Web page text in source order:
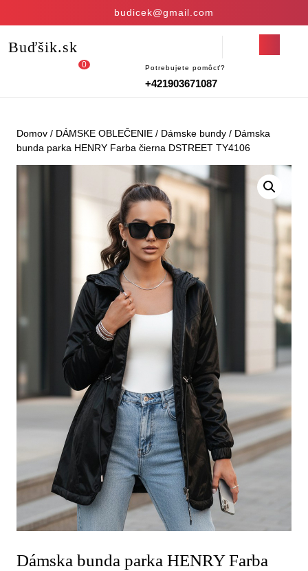
budicek@gmail.com
Buďšik.sk
Button
0 Potrebujete pomôcť?
+421903671087
Domov / DÁMSKE OBLEČENIE / Dámske bundy / Dámska
bunda parka HENRY Farba čierna DSTREET TY4106
Dámska bunda parka HENRY Farba